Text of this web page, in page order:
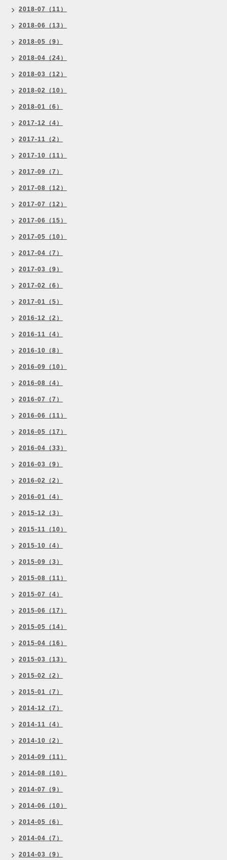
2018-07（11）
2018-06（13）
2018-05（9）
2018-04（24）
2018-03（12）
2018-02（10）
2018-01（6）
2017-12（4）
2017-11（2）
2017-10（11）
2017-09（7）
2017-08（12）
2017-07（12）
2017-06（15）
2017-05（10）
2017-04（7）
2017-03（9）
2017-02（6）
2017-01（5）
2016-12（2）
2016-11（4）
2016-10（8）
2016-09（10）
2016-08（4）
2016-07（7）
2016-06（11）
2016-05（17）
2016-04（33）
2016-03（9）
2016-02（2）
2016-01（4）
2015-12（3）
2015-11（10）
2015-10（4）
2015-09（3）
2015-08（11）
2015-07（4）
2015-06（17）
2015-05（14）
2015-04（16）
2015-03（13）
2015-02（2）
2015-01（7）
2014-12（7）
2014-11（4）
2014-10（2）
2014-09（11）
2014-08（10）
2014-07（9）
2014-06（10）
2014-05（6）
2014-04（7）
2014-03（9）